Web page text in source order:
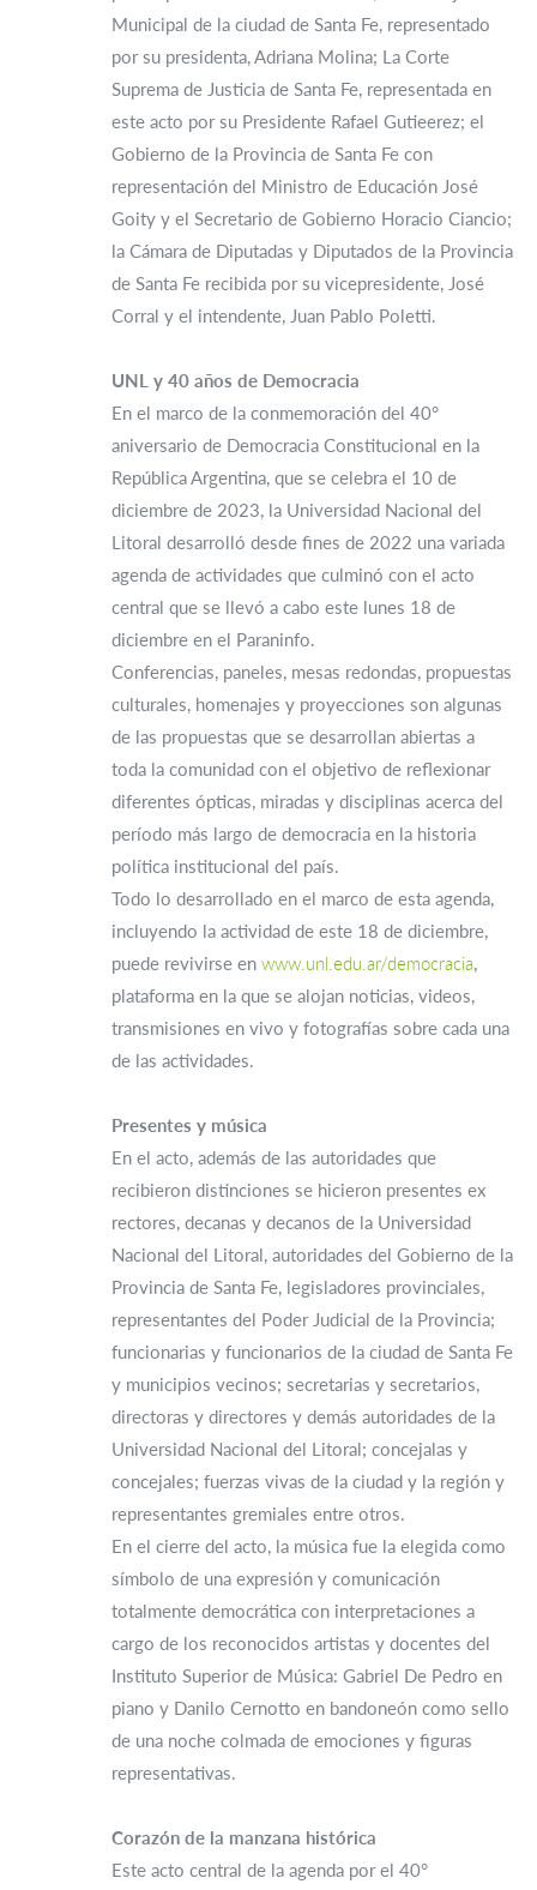
Municipal de la ciudad de Santa Fe, representado
por su presidenta, Adriana Molina; La Corte
Suprema de Justicia de Santa Fe, representada en
este acto por su Presidente Rafael Gutieerez; el
Gobierno de la Provincia de Santa Fe con
representación del Ministro de Educación José
Goity y el Secretario de Gobierno Horacio Ciancio;
la Cámara de Diputadas y Diputados de la Provincia
de Santa Fe recibida por su vicepresidente, José
Corral y el intendente, Juan Pablo Poletti.
UNL y 40 años de Democracia
En el marco de la conmemoración del 40°
aniversario de Democracia Constitucional en la
República Argentina, que se celebra el 10 de
diciembre de 2023, la Universidad Nacional del
Litoral desarrolló desde fines de 2022 una variada
agenda de actividades que culminó con el acto
central que se llevó a cabo este lunes 18 de
diciembre en el Paraninfo.
Conferencias, paneles, mesas redondas, propuestas
culturales, homenajes y proyecciones son algunas
de las propuestas que se desarrollan abiertas a
toda la comunidad con el objetivo de reflexionar
diferentes ópticas, miradas y disciplinas acerca del
período más largo de democracia en la historia
política institucional del país.
Todo lo desarrollado en el marco de esta agenda,
incluyendo la actividad de este 18 de diciembre,
puede revivirse en www.unl.edu.ar/democracia,
plataforma en la que se alojan noticias, videos,
transmisiones en vivo y fotografías sobre cada una
de las actividades.
Presentes y música
En el acto, además de las autoridades que
recibieron distinciones se hicieron presentes ex
rectores, decanas y decanos de la Universidad
Nacional del Litoral, autoridades del Gobierno de la
Provincia de Santa Fe, legisladores provinciales,
representantes del Poder Judicial de la Provincia;
funcionarias y funcionarios de la ciudad de Santa Fe
y municipios vecinos; secretarias y secretarios,
directoras y directores y demás autoridades de la
Universidad Nacional del Litoral; concejalas y
concejales; fuerzas vivas de la ciudad y la región y
representantes gremiales entre otros.
En el cierre del acto, la música fue la elegida como
símbolo de una expresión y comunicación
totalmente democrática con interpretaciones a
cargo de los reconocidos artistas y docentes del
Instituto Superior de Música: Gabriel De Pedro en
piano y Danilo Cernotto en bandoneón como sello
de una noche colmada de emociones y figuras
representativas.
Corazón de la manzana histórica
Este acto central de la agenda por el 40°